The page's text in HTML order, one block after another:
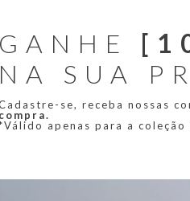
GANHE
NA SUA
se, receba nossas
compra.
apenas para a